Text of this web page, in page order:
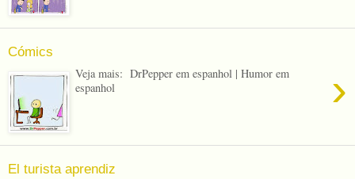
Cómics
›
Veja mais: DrPepper em espanhol | Humor em
espanhol
El turista aprendiz